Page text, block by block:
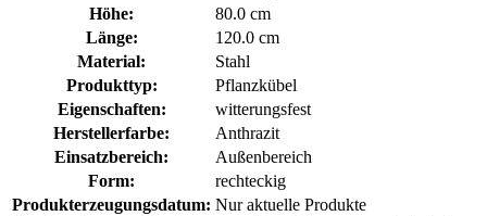
Höhe:
80.0 cm
Länge:
120.0 cm
Material:
Stahl
Produkttyp:
Pflanzkübel
Eigenschaften:
witterungsfest
Herstellerfarbe:
Anthrazit
Einsatzbereich:
Außenbereich
Form:
rechteckig
Produkterzeugungsdatum: Nur aktuelle Produkte